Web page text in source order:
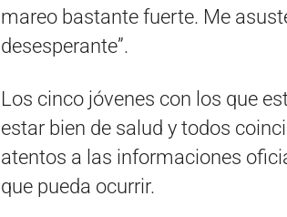
mareo bastante fuerte. Me
desesperante”.
Los cinco jóvenes con los que
estar bien de salud y todos
atentos a las informaciones
que pueda ocurrir.